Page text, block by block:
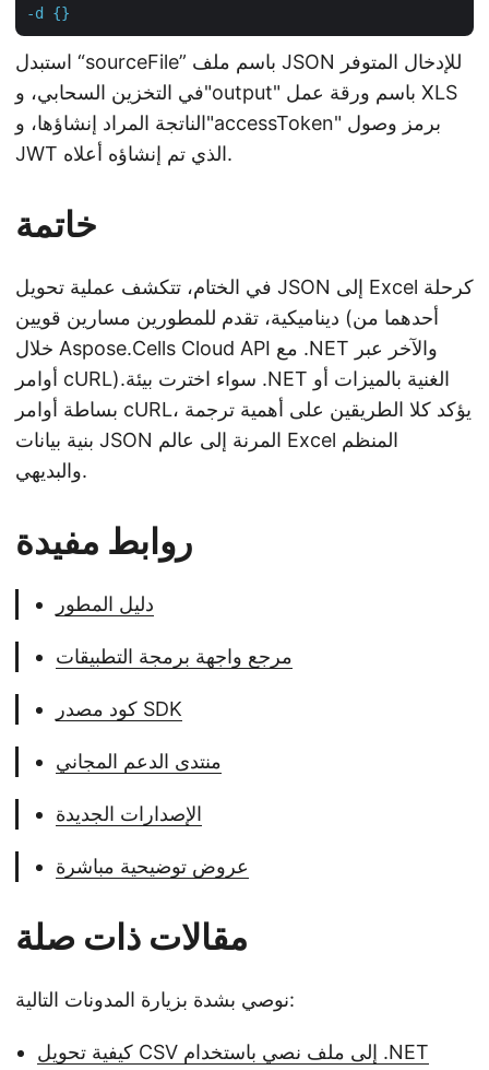
-d {}
استبدل “sourceFile” باسم ملف JSON للإدخال المتوفر
في التخزين السحابي، و"output" باسم ورقة عمل XLS
الناتجة المراد إنشاؤها، و"accessToken" برمز وصول
JWT الذي تم إنشاؤه أعلاه.
خاتمة
في الختام، تتكشف عملية تحويل JSON إلى Excel كرحلة
ديناميكية، تقدم للمطورين مسارين قويين (أحدهما من
خلال Aspose.Cells Cloud API مع .NET والآخر عبر
أوامر cURL).سواء اخترت بيئة .NET الغنية بالميزات أو
بساطة أوامر cURL، يؤكد كلا الطريقين على أهمية ترجمة
بنية بيانات JSON المرنة إلى عالم Excel المنظم
والبديهي.
روابط مفيدة
دليل المطور
مرجع واجهة برمجة التطبيقات
كود مصدر SDK
منتدى الدعم المجاني
الإصدارات الجديدة
عروض توضيحية مباشرة
مقالات ذات صلة
نوصي بشدة بزيارة المدونات التالية:
كيفية تحويل CSV إلى ملف نصي باستخدام .NET